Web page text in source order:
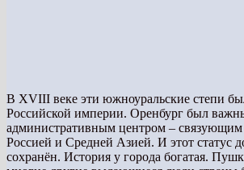
В XVIII веке эти южноуральские степи
Российской империи. Оренбург был
административным центром –
Россией и Средней Азией. И этот статус
сохранён. История у города богатая.